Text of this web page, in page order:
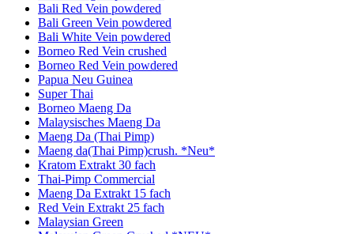
Bali Red Vein powdered
Bali Green Vein powdered
Bali White Vein powdered
Borneo Red Vein crushed
Borneo Red Vein powdered
Papua Neu Guinea
Super Thai
Borneo Maeng Da
Malaysisches Maeng Da
Maeng Da (Thai Pimp)
Maeng da(Thai Pimp)crush. *Neu*
Kratom Extrakt 30 fach
Thai-Pimp Commercial
Maeng Da Extrakt 15 fach
Red Vein Extrakt 25 fach
Malaysian Green